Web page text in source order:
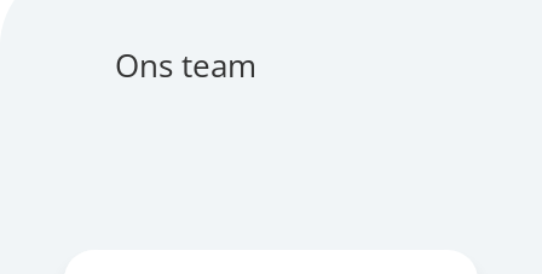
Ons team